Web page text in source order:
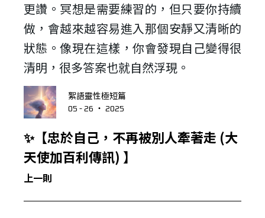
絮語靈性極短篇
05 - 26 ‧ 2025
✨【忠於自己，不再被別人牽著走 (大
天使加百利傳訊) 】
上一則
更讚。冥想是需要練習的，但只要你持續
做，會越來越容易進入那個安靜又清晰的
狀態。像現在這樣，你會發現自己變得很
清明，很多答案也就自然浮現。